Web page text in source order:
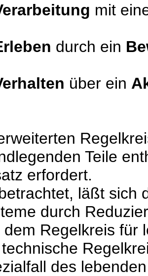
mit
durch ein
über ein
Teile
erfordert.
läßt sich
durch
dem Regelkreis für
des